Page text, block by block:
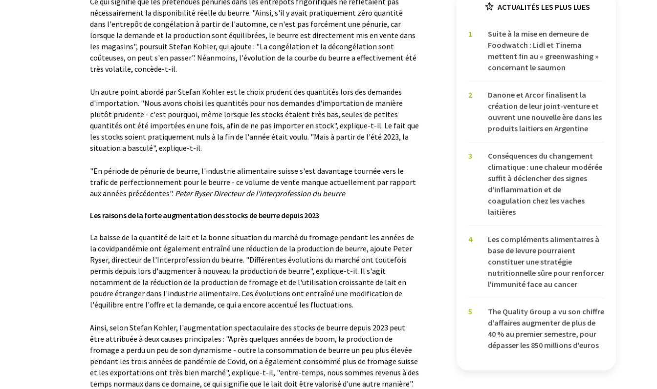
nécessairement la disponibilité réelle du beurre. "Ainsi, s'il y avait pratiquement zéro quantité
dans l'entrepôt de congélation à partir de l'automne, ce n'est pas forcément une pénurie, car
lorsque la demande et la production sont équilibrées, le beurre est directement mis en vente dans
les magasins", poursuit Stefan Kohler, qui ajoute : "La congélation et la décongélation sont
coûteuses, on peut s'en passer". Néanmoins, l'évolution de la courbe du beurre a effectivement été
très volatile, concède-t-il.
Un autre point abordé par Stefan Kohler est le choix prudent des quantités lors des demandes
d'importation. "Nous avons choisi les quantités pour nos demandes d'importation de manière
plutôt prudente - c'est pourquoi, même lorsque les stocks étaient très bas, seules de petites
quantités ont été importées en une fois, afin de ne pas importer en stock", explique-t-il. Le fait que
les stocks soient pratiquement nuls à la fin de l'année était voulu. "Mais à partir de l'été 2023, la
situation a basculé", explique-t-il.
"En période de pénurie de beurre, l'industrie alimentaire suisse s'est davantage tournée vers le
trafic de perfectionnement pour le beurre - ce volume de vente manque actuellement par rapport
aux années précédentes". Peter Ryser Directeur de l'interprofession du beurre
Les raisons de la forte augmentation des stocks de beurre depuis 2023
La baisse de la quantité de lait et la bonne situation du marché du fromage pendant les années de
la covidpandémie ont également entraîné une réduction de la production de beurre, ajoute Peter
Ryser, directeur de l'Interprofession du beurre. "Différentes évolutions du marché ont toutefois
permis depuis lors d'augmenter à nouveau la production de beurre", explique-t-il. Il s'agit
notamment de la réduction de la production de fromage et de l'utilisation croissante de lait en
poudre étranger dans l'industrie alimentaire. Ces évolutions ont entraîné une modification de
l'équilibre entre l'offre et la demande, ce qui a encore accentué les fluctuations.
Ainsi, selon Stefan Kohler, l'augmentation spectaculaire des stocks de beurre depuis 2023 peut
être attribuée à deux causes principales : "Après quelques années de boom, la production de
fromage a perdu un peu de son dynamisme - outre la consommation de beurre un peu plus élevée
pendant les trois années de pandémie de Covid, on a également consommé plus de fromage suisse
et les exportations ont très bien marché", explique-t-il, "entre-temps, nous sommes revenus à des
temps normaux dans ce domaine, ce qui signifie que le lait doit être valorisé d'une autre manière".
ACTUALITÉS LES PLUS LUES
1
Suite à la mise en demeure de
Foodwatch : Lidl et Tinema
mettent fin au « greenwashing »
concernant le saumon
2
Danone et Arcor finalisent la
création de leur joint-venture et
ouvrent une nouvelle ère dans les
produits laitiers en Argentine
3
Conséquences du changement
climatique : une chaleur modérée
suffit à déclencher des signes
d'inflammation et de
coagulation chez les vaches
laitières
4
Les compléments alimentaires à
base de levure pourraient
constituer une stratégie
nutritionnelle sûre pour renforcer
l'immunité face au cancer
5
The Quality Group a vu son chiffre
d'affaires augmenter de plus de
40 % au premier semestre, pour
dépasser les 850 millions d'euros